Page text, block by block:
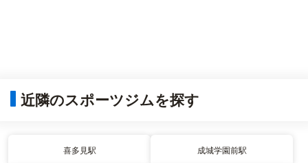
近隣のスポーツジムを探す
喜多見駅 成城学園前駅